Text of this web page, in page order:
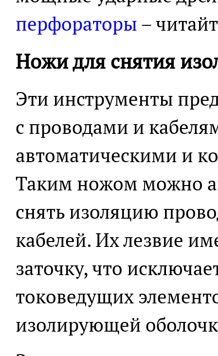
перфораторы–
Ножи для снятия
Эти инструменты
с проводами и
автоматическими и
Таким ножом можно
снять изоляцию
кабелей. Их лезвие
заточку, что
токоведущих
изолирующей